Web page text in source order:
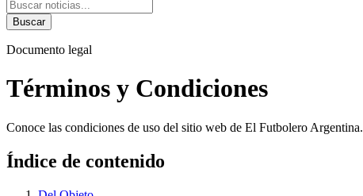
Buscar
Documento legal
Términos y Condiciones
Conoce las condiciones de uso del sitio web de El Futbolero Argentina.
Índice de contenido